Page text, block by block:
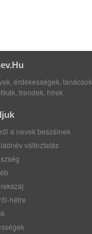
érdekességek, tanácsok,
trendek, hírek
a nevek beszélnek
változtatás
hétre